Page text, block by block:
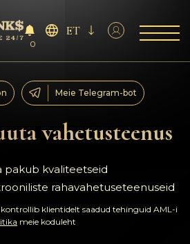
0
ET
vahetusteenus
Meie Telegram-bot
pakub kvaliteetseid
rahavahetuseteenuseid
klientidelt saadud tehinguid AML-i
meie koduleht